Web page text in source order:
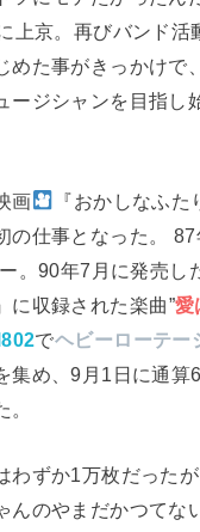
上京。再びバンド活
めた事がきっかけで
ージシャンを目指し
画
『おかしなふ
の仕事となった。
。90年7月に発売し
に収録された楽曲”愛
でヘビーローテー
集め、9月1日に通算
わずか1万枚だった
んのやまだかつてな